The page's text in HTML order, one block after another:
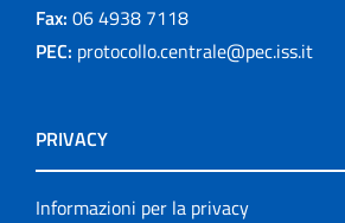
Fax: 06 4938 7118
PEC: protocollo.centrale@pec.iss.it
PRIVACY
Informazioni per la privacy